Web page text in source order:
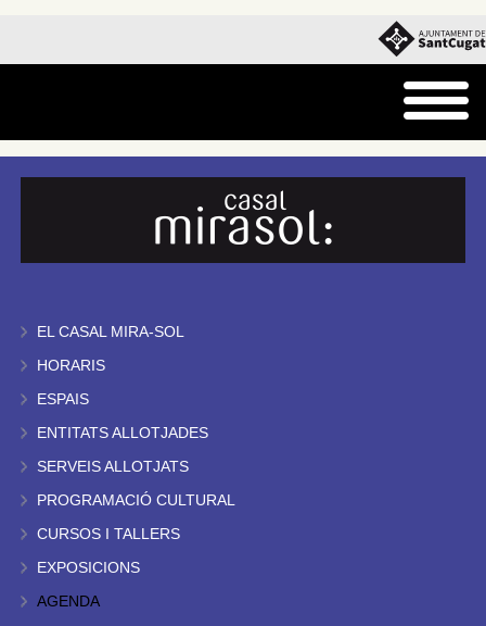
EL CASAL MIRA-SOL
HORARIS
ESPAIS
ENTITATS ALLOTJADES
SERVEIS ALLOTJATS
PROGRAMACIÓ CULTURAL
CURSOS I TALLERS
EXPOSICIONS
AGENDA